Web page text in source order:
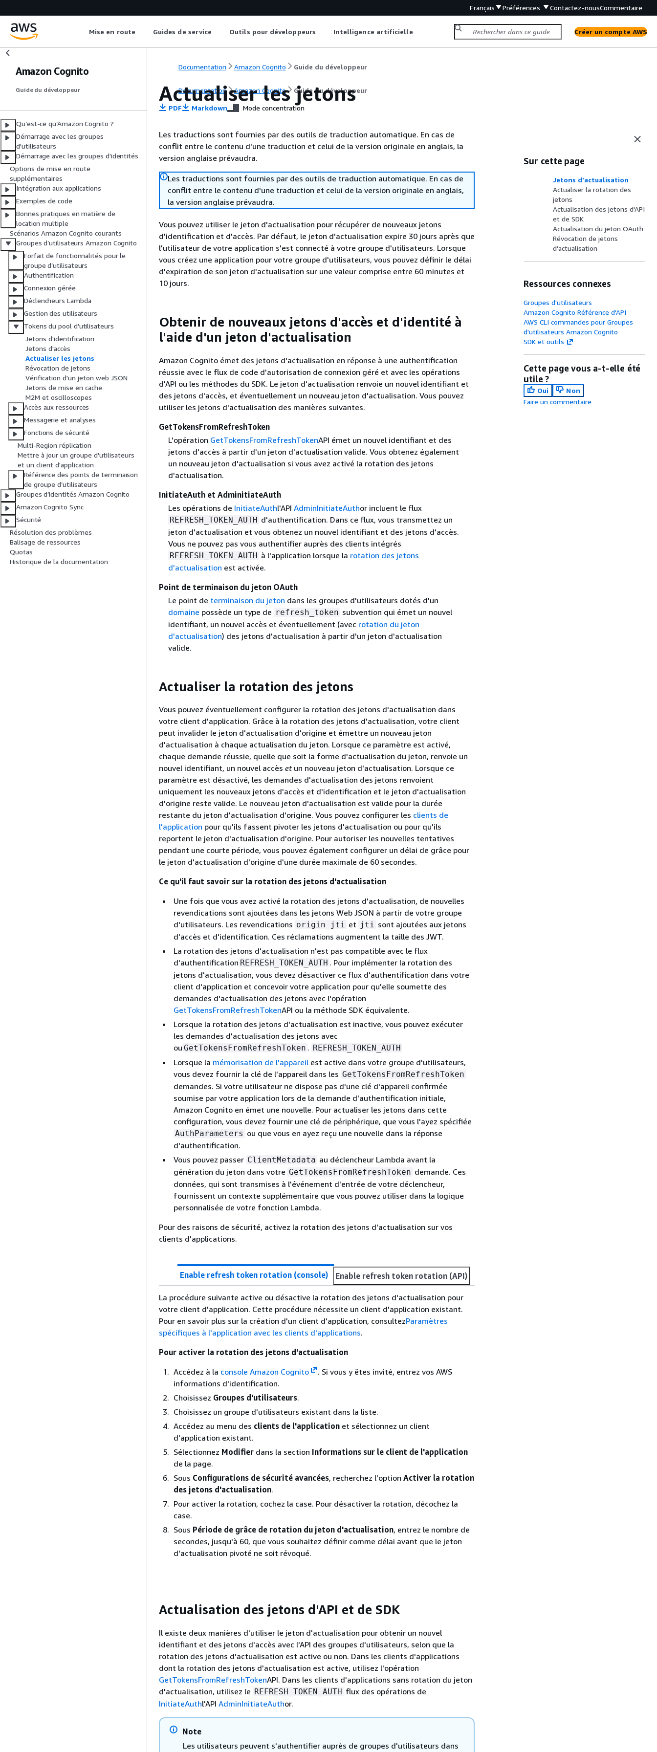
Français Préférences Contactez-nousCommentaire
Mise en route Guides de service Outils pour développeurs Intelligence artificielle Créer un compte AWS
Amazon Cognito
Guide du développeur
Qu’est-ce qu’Amazon Cognito ?
Démarrage avec les groupes
d'utilisateurs
Démarrage avec les groupes d'identités
Options de mise en route
supplémentaires
Intégration aux applications
Exemples de code
Bonnes pratiques en matière de
location multiple
Scénarios Amazon Cognito courants
Groupes d’utilisateurs Amazon Cognito
Forfait de fonctionnalités pour le
groupe d’utilisateurs
Authentification
Connexion gérée
Déclencheurs Lambda
Gestion des utilisateurs
Tokens du pool d'utilisateurs
Jetons d'identification
Jetons d'accès
Actualiser les jetons
Révocation de jetons
Vérification d'un jeton web JSON
Jetons de mise en cache
M2M et oscilloscopes
Accès aux ressources
Messagerie et analyses
Fonctions de sécurité
Multi-Region réplication
Mettre à jour un groupe d'utilisateurs
et un client d'application
Référence des points de terminaison
de groupe d’utilisateurs
Groupes d’identités Amazon Cognito
Amazon Cognito Sync
Sécurité
Résolution des problèmes
Balisage de ressources
Quotas
Historique de la documentation
Documentation Amazon Cognito Guide du développeur
Documentation Amazon Cognito Guide du développeur
Actualiser les jetons
PDF Markdown Mode concentration
Les traductions sont fournies par des outils de traduction automatique. En cas de
conflit entre le contenu d'une traduction et celui de la version originale en anglais, la
version anglaise prévaudra.
Les traductions sont fournies par des outils de traduction automatique. En cas de
conflit entre le contenu d'une traduction et celui de la version originale en anglais,
la version anglaise prévaudra.
Vous pouvez utiliser le jeton d'actualisation pour récupérer de nouveaux jetons
d'identification et d'accès. Par défaut, le jeton d'actualisation expire 30 jours après que
l'utilisateur de votre application s'est connecté à votre groupe d'utilisateurs. Lorsque
vous créez une application pour votre groupe d'utilisateurs, vous pouvez définir le délai
d'expiration de son jeton d'actualisation sur une valeur comprise entre 60 minutes et
10 jours.
Obtenir de nouveaux jetons d'accès et d'identité à
l'aide d'un jeton d'actualisation
Amazon Cognito émet des jetons d'actualisation en réponse à une authentification
réussie avec le flux de code d'autorisation de connexion géré et avec les opérations
d'API ou les méthodes du SDK. Le jeton d'actualisation renvoie un nouvel identifiant et
des jetons d'accès, et éventuellement un nouveau jeton d'actualisation. Vous pouvez
utiliser les jetons d'actualisation des manières suivantes.
GetTokensFromRefreshToken
L'opération GetTokensFromRefreshTokenAPI émet un nouvel identifiant et des
jetons d'accès à partir d'un jeton d'actualisation valide. Vous obtenez également
un nouveau jeton d'actualisation si vous avez activé la rotation des jetons
d'actualisation.
InitiateAuth et AdminitiateAuth
Les opérations de InitiateAuthl'API AdminInitiateAuthor incluent le flux
REFRESH_TOKEN_AUTH d'authentification. Dans ce flux, vous transmettez un
jeton d'actualisation et vous obtenez un nouvel identifiant et des jetons d'accès.
Vous ne pouvez pas vous authentifier auprès des clients intégrés
REFRESH_TOKEN_AUTH à l'application lorsque la rotation des jetons
d'actualisation est activée.
Point de terminaison du jeton OAuth
Le point de terminaison du jeton dans les groupes d'utilisateurs dotés d'un
domaine possède un type de refresh_token subvention qui émet un nouvel
identifiant, un nouvel accès et éventuellement (avec rotation du jeton
d'actualisation) des jetons d'actualisation à partir d'un jeton d'actualisation
valide.
Actualiser la rotation des jetons
Vous pouvez éventuellement configurer la rotation des jetons d'actualisation dans
votre client d'application. Grâce à la rotation des jetons d'actualisation, votre client
peut invalider le jeton d'actualisation d'origine et émettre un nouveau jeton
d'actualisation à chaque actualisation du jeton. Lorsque ce paramètre est activé,
chaque demande réussie, quelle que soit la forme d'actualisation du jeton, renvoie un
nouvel identifiant, un nouvel accès etun nouveau jeton d'actualisation. Lorsque ce
paramètre est désactivé, les demandes d'actualisation des jetons renvoient
uniquement les nouveaux jetons d'accès et d'identification et le jeton d'actualisation
d'origine reste valide. Le nouveau jeton d'actualisation est valide pour la durée
restante du jeton d'actualisation d'origine. Vous pouvez configurer les clients de
l'application pour qu'ils fassent pivoter les jetons d'actualisation ou pour qu'ils
reportent le jeton d'actualisation d'origine. Pour autoriser les nouvelles tentatives
pendant une courte période, vous pouvez également configurer un délai de grâce pour
le jeton d'actualisation d'origine d'une durée maximale de 60 secondes.
Ce qu'il faut savoir sur la rotation des jetons d'actualisation
Une fois que vous avez activé la rotation des jetons d'actualisation, de nouvelles
revendications sont ajoutées dans les jetons Web JSON à partir de votre groupe
d'utilisateurs. Les revendications origin_jti et jti sont ajoutées aux jetons
d'accès et d'identification. Ces réclamations augmentent la taille des JWT.
La rotation des jetons d'actualisation n'est pas compatible avec le flux
d'authentification REFRESH_TOKEN_AUTH . Pour implémenter la rotation des
jetons d'actualisation, vous devez désactiver ce flux d'authentification dans votre
client d'application et concevoir votre application pour qu'elle soumette des
demandes d'actualisation des jetons avec l'opération
GetTokensFromRefreshTokenAPI ou la méthode SDK équivalente.
Lorsque la rotation des jetons d'actualisation est inactive, vous pouvez exécuter
les demandes d'actualisation des jetons avec
ou GetTokensFromRefreshToken . REFRESH_TOKEN_AUTH
Lorsque la mémorisation de l'appareil est active dans votre groupe d'utilisateurs,
vous devez fournir la clé de l'appareil dans les GetTokensFromRefreshToken
demandes. Si votre utilisateur ne dispose pas d'une clé d'appareil confirmée
soumise par votre application lors de la demande d'authentification initiale,
Amazon Cognito en émet une nouvelle. Pour actualiser les jetons dans cette
configuration, vous devez fournir une clé de périphérique, que vous l'ayez spécifiée
AuthParameters ou que vous en ayez reçu une nouvelle dans la réponse
d'authentification.
Vous pouvez passer ClientMetadata au déclencheur Lambda avant la
génération du jeton dans votre GetTokensFromRefreshToken demande. Ces
données, qui sont transmises à l'événement d'entrée de votre déclencheur,
fournissent un contexte supplémentaire que vous pouvez utiliser dans la logique
personnalisée de votre fonction Lambda.
Pour des raisons de sécurité, activez la rotation des jetons d'actualisation sur vos
clients d'applications.
Enable refresh token rotation (console) Enable refresh token rotation (API)
La procédure suivante active ou désactive la rotation des jetons d'actualisation pour
votre client d'application. Cette procédure nécessite un client d'application existant.
Pour en savoir plus sur la création d'un client d'application, consultezParamètres
spécifiques à l'application avec les clients d'applications.
Pour activer la rotation des jetons d'actualisation
Accédez à la console Amazon Cognito
. Si vous y êtes invité, entrez vos AWS
informations d'identification.
Choisissez Groupes d'utilisateurs.
Choisissez un groupe d'utilisateurs existant dans la liste.
Accédez au menu des clients de l'application et sélectionnez un client
d'application existant.
Sélectionnez Modifier dans la section Informations sur le client de l'application
de la page.
Sous Configurations de sécurité avancées, recherchez l'option Activer la rotation
des jetons d'actualisation.
Pour activer la rotation, cochez la case. Pour désactiver la rotation, décochez la
case.
Sous Période de grâce de rotation du jeton d'actualisation, entrez le nombre de
secondes, jusqu'à 60, que vous souhaitez définir comme délai avant que le jeton
d'actualisation pivoté ne soit révoqué.
Actualisation des jetons d'API et de SDK
Il existe deux manières d'utiliser le jeton d'actualisation pour obtenir un nouvel
identifiant et des jetons d'accès avec l'API des groupes d'utilisateurs, selon que la
rotation des jetons d'actualisation est active ou non. Dans les clients d'applications
dont la rotation des jetons d'actualisation est active, utilisez l'opération
GetTokensFromRefreshTokenAPI. Dans les clients d'applications sans rotation du jeton
d'actualisation, utilisez le REFRESH_TOKEN_AUTH flux des opérations de
InitiateAuthl'API AdminInitiateAuthor.
Note
Les utilisateurs peuvent s'authentifier auprès de groupes d'utilisateurs dans
Sur cette page
Jetons d'actualisation
Actualiser la rotation des
jetons
Actualisation des jetons d'API
et de SDK
Actualisation du jeton OAuth
Révocation de jetons
d'actualisation
Ressources connexes
Groupes d'utilisateurs
Amazon Cognito Référence d'API
AWS CLI commandes pour Groupes
d'utilisateurs Amazon Cognito
SDK et outils
Cette page vous a-t-elle été
utile ?
Oui
Non
Faire un commentaire